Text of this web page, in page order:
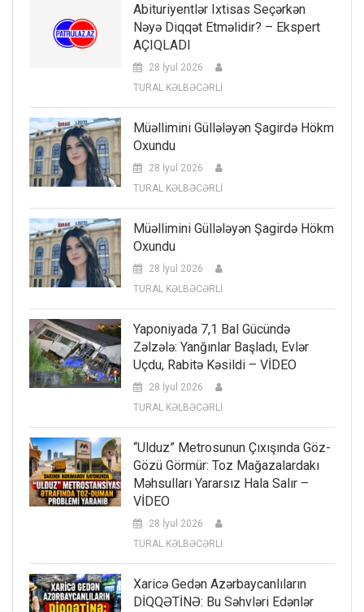
Abituriyentlər Ixtisas Seçərkən
Nəyə Diqqət Etməlidir? – Ekspert
AÇIQLADI
28 İyul 2026
TURAL KƏLBƏCƏRLİ
Müəllimini Güllələyən Şagirdə Hökm
Oxundu
28 İyul 2026
TURAL KƏLBƏCƏRLİ
Müəllimini Güllələyən Şagirdə Hökm
Oxundu
28 İyul 2026
TURAL KƏLBƏCƏRLİ
Yaponiyada 7,1 Bal Gücündə
Zəlzələ: Yanğınlar Başladı, Evlər
Uçdu, Rabitə Kəsildi – VİDEO
28 İyul 2026
TURAL KƏLBƏCƏRLİ
“Ulduz” Metrosunun Çıxışında Göz-
Gözü Görmür: Toz Mağazalardakı
Məhsulları Yararsız Hala Salır –
VİDEO
28 İyul 2026
TURAL KƏLBƏCƏRLİ
Xaricə Gedən Azərbaycanlıların
DİQQƏTİNƏ: Bu Səhvləri Edənlər